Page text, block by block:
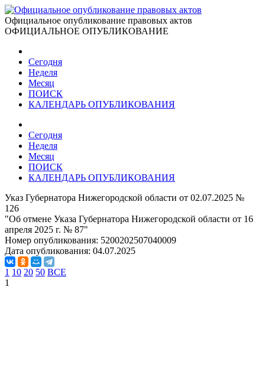
Официальное опубликование правовых актов
ОФИЦИАЛЬНОЕ ОПУБЛИКОВАНИЕ
Сегодня
Неделя
Месяц
ПОИСК
КАЛЕНДАРЬ ОПУБЛИКОВАНИЯ
Сегодня
Неделя
Месяц
ПОИСК
КАЛЕНДАРЬ ОПУБЛИКОВАНИЯ
Указ Губернатора Нижегородской области от 02.07.2025 №
126
"Об отмене Указа Губернатора Нижегородской области от 16
апреля 2025 г. № 87"
Номер опубликования: 5200202507040009
Дата опубликования: 04.07.2025
1 10 20 50 ВСЕ
1